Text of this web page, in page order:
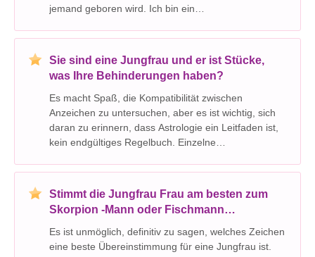
jemand geboren wird. Ich bin ein
geboren, wie ein Mensch ist.
Sie sind eine Jungfrau und er ist Stücke,
was Ihre Behinderungen haben?
Es macht Spaß, die Kompatibilität zwischen
Anzeichen zu untersuchen, aber es ist wichtig, sich
daran zu erinnern, dass Astrologie ein Leitfaden ist,
kein endgültiges Regelbuch. Einzelne
nuancierter, als die Kompatibilität von
Stimmt die Jungfrau Frau am besten zum
Skorpion -Mann oder Fischmann
Es ist unmöglich, definitiv zu sagen, welches Zeichen
eine beste Übereinstimmung für eine Jungfrau ist.